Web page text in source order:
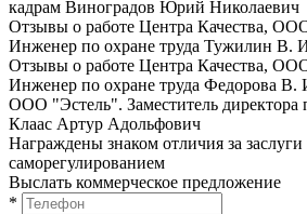
кадрам Виноградов Юрий Николаевич
Отзывы о работе Центра Качества,
Инженер по oхранe трудa Тужилин В.
Отзывы о работе Центра Качества,
Инженер по oхранe трудa Федорова В.
ООО "Эстель". Заместитель директора
Клаас Артур Адольфович
Награждены знаком отличия за заслуги
саморегулированием
Выслать коммерческое предложение
*